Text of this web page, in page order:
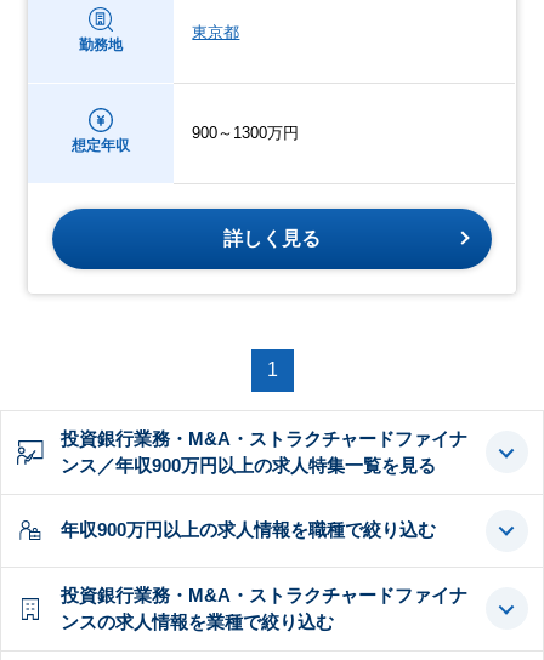
勤務地
東京都
想定年収
900～1300万円
詳しく見る
1
投資銀行業務・M&A・ストラクチャードファイナ
ンス／年収900万円以上の求人特集一覧を見る
年収900万円以上の求人情報を職種で絞り込む
投資銀行業務・M&A・ストラクチャードファイナ
ンスの求人情報を業種で絞り込む